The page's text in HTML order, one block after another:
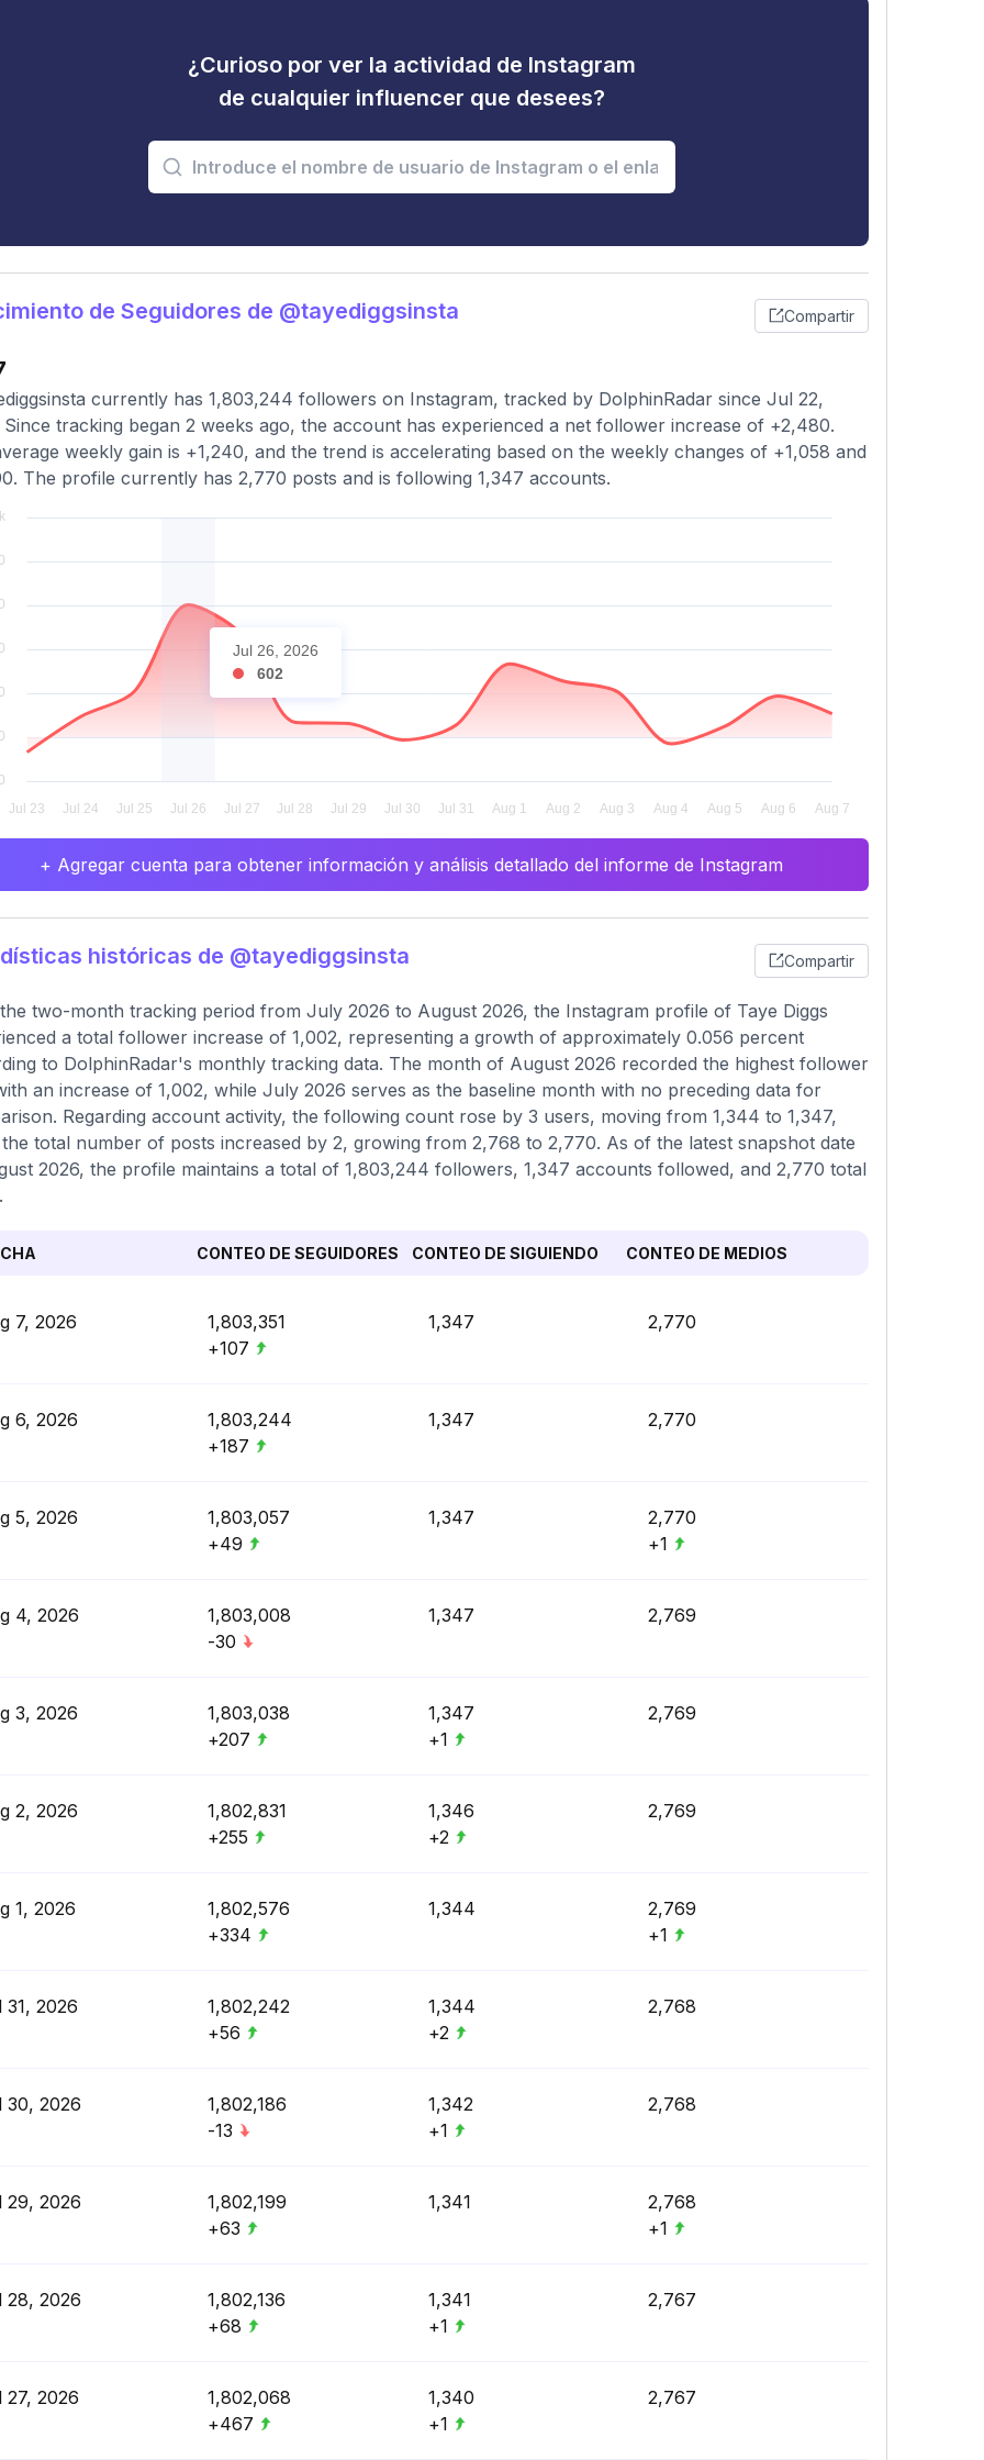
¿Curioso por ver la actividad de Instagram
de cualquier influencer que desees?
de Seguidores de @tayediggsinsta Compartir
currently has 1,803,244 followers on Instagram, tracked by DolphinRadar since Jul 22,
Since tracking began 2 weeks ago, the account has experienced a net follower increase of +2,480.
weekly gain is +1,240, and the trend is accelerating based on the weekly changes of +1,058 and
The profile currently has 2,770 posts and is following 1,347 accounts.
Jul 26, 2026
602
+ Agregar cuenta para obtener información y análisis detallado del informe de Instagram
históricas de @tayediggsinsta Compartir
two-month tracking period from July 2026 to August 2026, the Instagram profile of Taye Diggs
a total follower increase of 1,002, representing a growth of approximately 0.056 percent
to DolphinRadar's monthly tracking data. The month of August 2026 recorded the highest follower
an increase of 1,002, while July 2026 serves as the baseline month with no preceding data for
Regarding account activity, the following count rose by 3 users, moving from 1,344 to 1,347,
total number of posts increased by 2, growing from 2,768 to 2,770. As of the latest snapshot date
2026, the profile maintains a total of 1,803,244 followers, 1,347 accounts followed, and 2,770 total
CONTEO DE SEGUIDORES CONTEO DE SIGUIENDO CONTEO DE MEDIOS
7, 2026
1,803,351
+107
1,347 2,770
6, 2026
1,803,244
+187
1,347 2,770
5, 2026
1,803,057
+49
1,347
2,770
+1
4, 2026
1,803,008
-30
1,347 2,769
3, 2026
1,803,038
+207
1,347
+1
2,769
2, 2026
1,802,831
+255
1,346
+2
2,769
1, 2026
1,802,576
+334
1,344
2,769
+1
31, 2026
1,802,242
+56
1,344
+2
2,768
30, 2026
1,802,186
-13
1,342
+1
2,768
29, 2026
1,802,199
+63
1,341
2,768
+1
28, 2026
1,802,136
+68
1,341
+1
2,767
27, 2026
1,802,068
+467
1,340
+1
2,767